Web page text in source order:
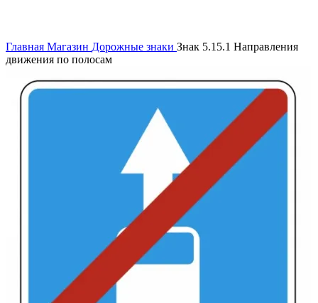
Главная Магазин Дорожные знаки Знак 5.15.1 Направления
движения по полосам